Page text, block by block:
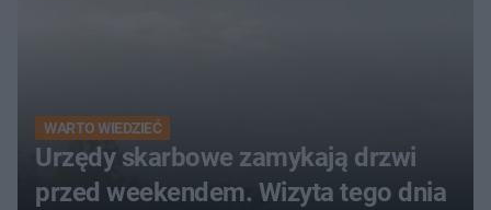
WARTO WIEDZIEĆ
Urzędy skarbowe zamykają drzwi
przed weekendem. Wizyta tego dnia